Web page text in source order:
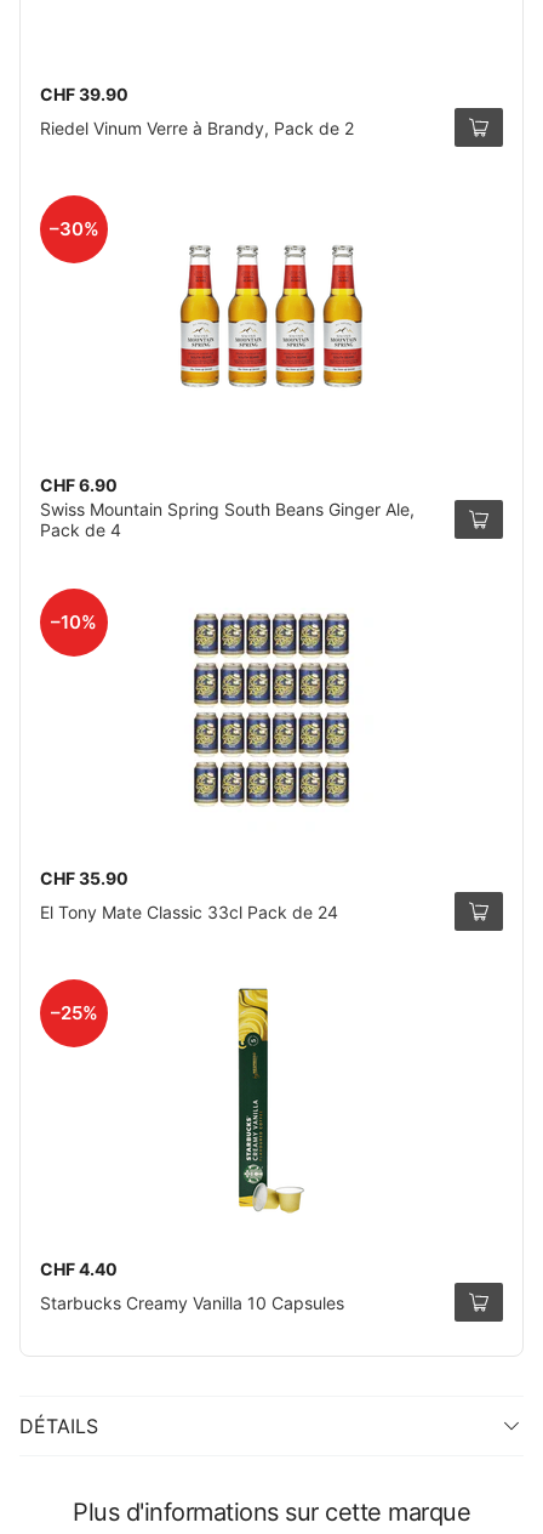
CHF 39.90
Riedel Vinum Verre à Brandy, Pack de 2
–30%
CHF 6.90
Swiss Mountain Spring South Beans Ginger Ale,
Pack de 4
–10%
CHF 35.90
El Tony Mate Classic 33cl Pack de 24
–25%
CHF 4.40
Starbucks Creamy Vanilla 10 Capsules
DÉTAILS
Plus d'informations sur cette marque